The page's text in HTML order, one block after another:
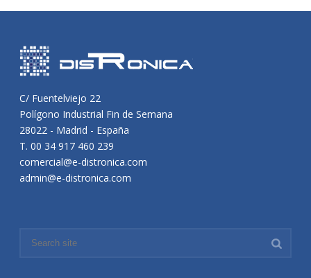
C/ Fuentelviejo 22
Polígono Industrial Fin de Semana
28022 - Madrid - España
T. 00 34 917 460 239
comercial@e-distronica.com
admin@e-distronica.com